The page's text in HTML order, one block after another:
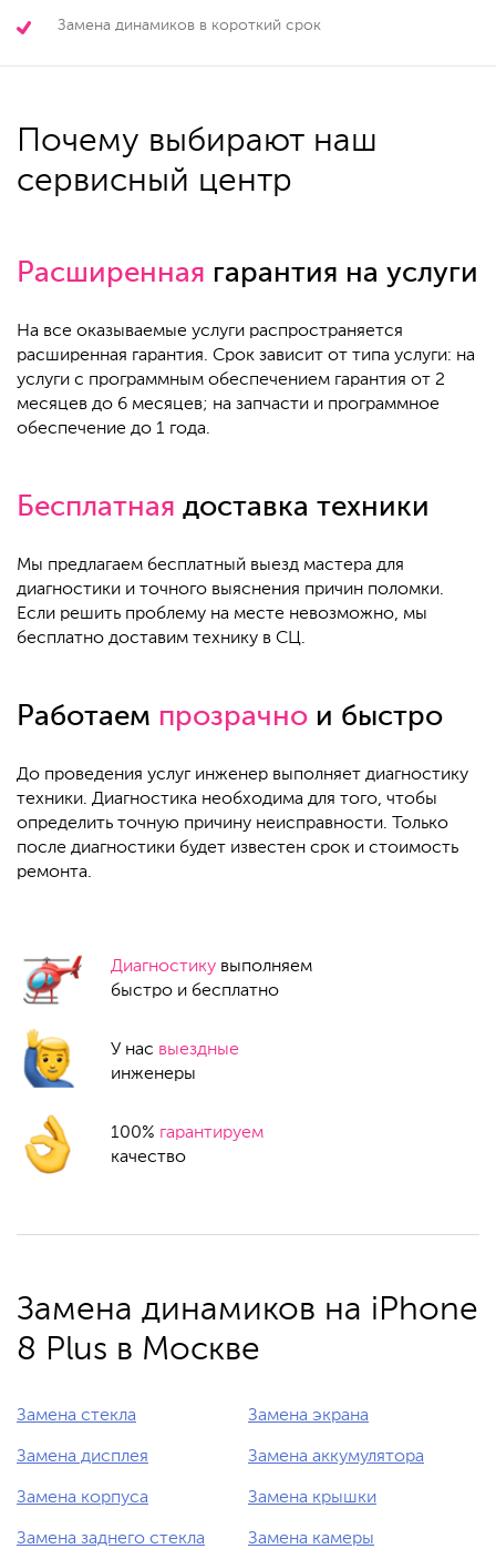
Замена динамиков в короткий срок
Почему выбирают наш
сервисный центр
Расширенная гарантия на услуги
На все оказываемые услуги распространяется
расширенная гарантия. Срок зависит от типа услуги: на
услуги с программным обеспечением гарантия от 2
месяцев до 6 месяцев; на запчасти и программное
обеспечение до 1 года.
Бесплатная доставка техники
Мы предлагаем бесплатный выезд мастера для
диагностики и точного выяснения причин поломки.
Если решить проблему на месте невозможно, мы
бесплатно доставим технику в СЦ.
Работаем прозрачно и быстро
До проведения услуг инженер выполняет диагностику
техники. Диагностика необходима для того, чтобы
определить точную причину неисправности. Только
после диагностики будет известен срок и стоимость
ремонта.
Диагностику выполняем
быстро и бесплатно
У нас выездные
инженеры
100% гарантируем
качество
Замена динамиков на iPhone
8 Plus в Москве
Замена стекла Замена экрана
Замена дисплея Замена аккумулятора
Замена корпуса Замена крышки
Замена заднего стекла Замена камеры